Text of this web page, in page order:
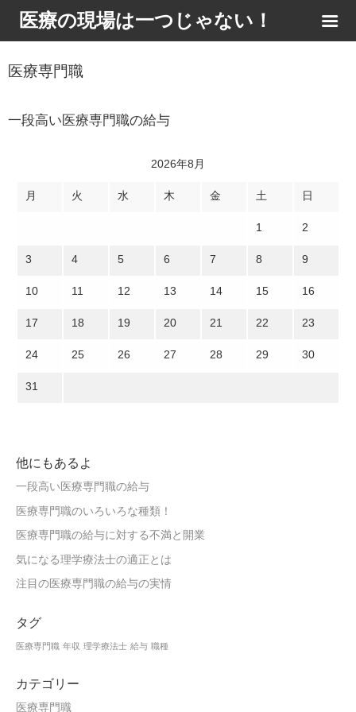
医療の現場は一つじゃない！
医療専門職
一段高い医療専門職の給与
2026年8月
月 火 水 木 金 土 日
1 2
3 4 5 6 7 8 9
10 11 12 13 14 15 16
17 18 19 20 21 22 23
24 25 26 27 28 29 30
31
他にもあるよ
一段高い医療専門職の給与
医療専門職のいろいろな種類！
医療専門職の給与に対する不満と開業
気になる理学療法士の適正とは
注目の医療専門職の給与の実情
タグ
医療専門職 年収 理学療法士 給与 職種
カテゴリー
医療専門職